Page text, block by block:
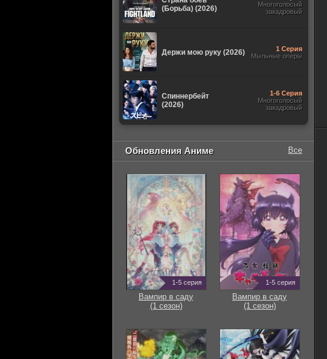
(Борьба) (2026)
Многоголосый
закадровый
Держи мою руку (2026)
1 Серия
Мыльные оперы
Спиннербейт
(2026)
1-6 Серия
Многоголосый
закадровый
Обновления Аниме Все
1-5 серия
Вампир в саду
(1 сезон)
1-5 серия
Вампир в саду
(1 сезон)